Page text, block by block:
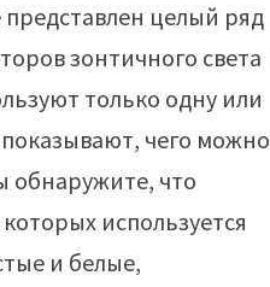
целый ряд
зонтичного света
только одну или
чего можно
обнаружите, что
используется
и белые,